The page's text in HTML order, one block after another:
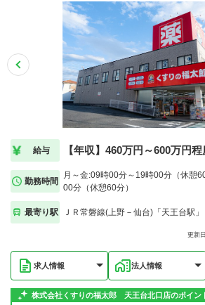
給与 【年収】460万円～600万円程
勤務時間
月～金:09時00分～19時00分（休憩
00分（休憩60分）
最寄り駅 ＪＲ常磐線(上野－仙台)「天王台駅
更新
求人情報 法人情報
株式会社くすりの福太郎 天王台北口店のポイン